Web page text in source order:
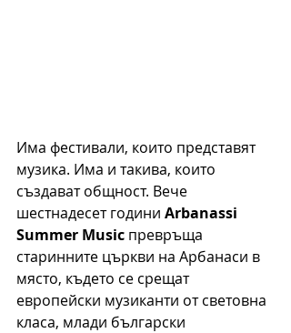
Има фестивали, които представят
музика. Има и такива, които
създават общност. Вече
шестнадесет години Arbanassi
Summer Music превръща
старинните църкви на Арбанаси в
място, където се срещат
европейски музиканти от световна
класа, млади български